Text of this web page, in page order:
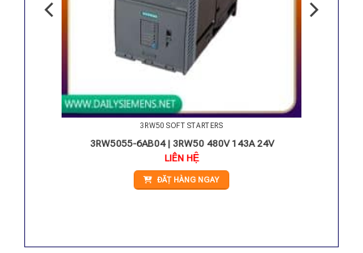
3RW50 SOFT STARTERS
3RW5055-6AB04 | 3RW50 480V 143A 24V
LIÊN HỆ
ĐẶT HÀNG NGAY